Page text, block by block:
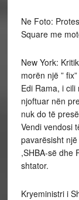
Ne Foto:
Square me
New York:
morën një ”
Edi Rama, i
njoftuar nën
nuk do të
Vendi vendosi
pavarësisht
,SHBA-së dhe
shtator.
Kryeministri i